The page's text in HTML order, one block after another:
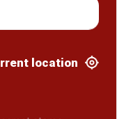
location